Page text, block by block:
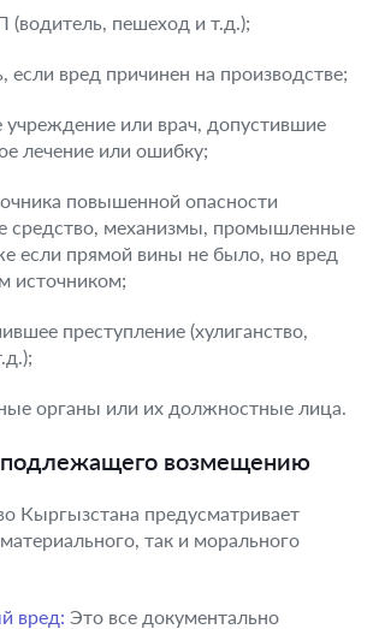
(водитель, пешеход и т.д.);
если вред причинен на производстве;
или врач, допустившие
лечение или ошибку;
повышенной опасности
средство, механизмы, промышленные
если прямой вины не было, но вред
источником;
преступление (хулиганство,
органы или их должностные лица.
возмещению
Кыргызстана предусматривает
так и морального
вред: Это все документально